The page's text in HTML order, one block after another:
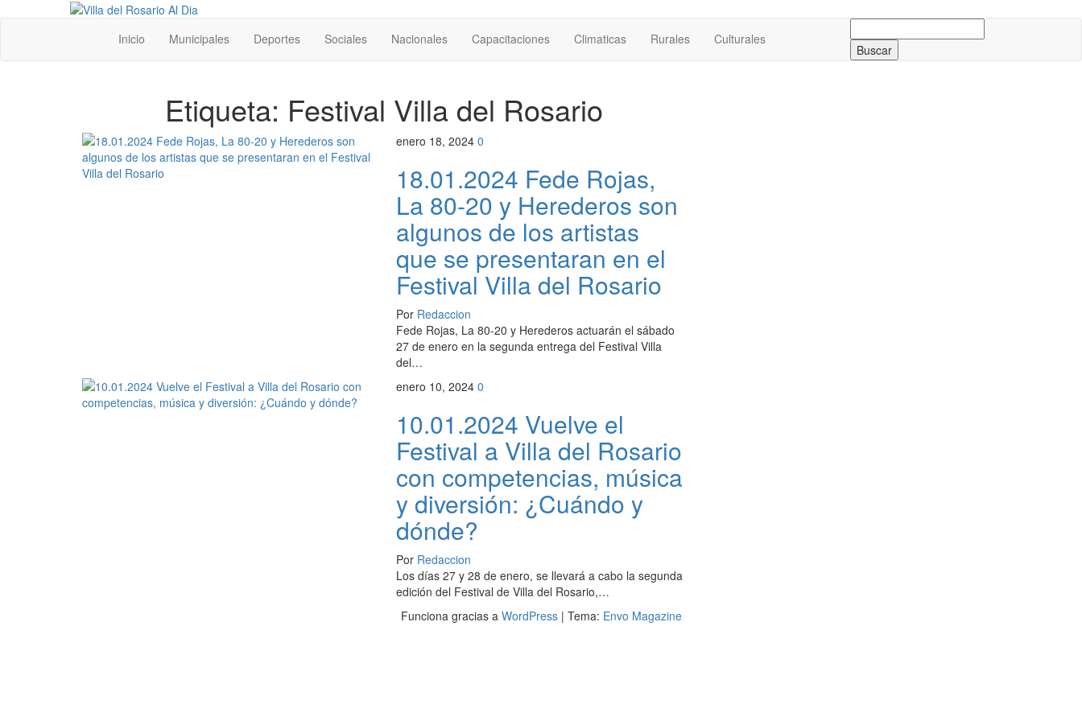
al
Inicio
Municipales Deportes Sociales Nacionales Capacitaciones Climaticas Rurales Culturales
Etiqueta: Festival Villa del Rosario
enero 18, 2024 0
18.01.2024 Fede Rojas,
La 80-20 y Herederos son
algunos de los artistas
que se presentaran en el
Festival Villa del Rosario
Por Redaccion
Fede Rojas, La 80-20 y Herederos actuarán el sábado
27 de enero en la segunda entrega del Festival Villa
del…
enero 10, 2024 0
10.01.2024 Vuelve el
Festival a Villa del Rosario
con competencias, música
y diversión: ¿Cuándo y
dónde?
Por Redaccion
Los días 27 y 28 de enero, se llevará a cabo la segunda
edición del Festival de Villa del Rosario,…
Funciona gracias a WordPress | Tema: Envo Magazine